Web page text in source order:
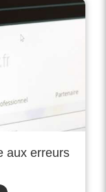
aux erreurs